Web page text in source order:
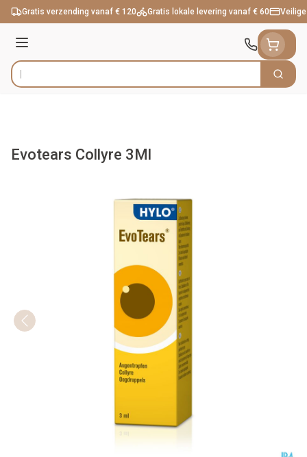
Ga naar de inhoud
Gratis verzending vanaf € 120 Gratis lokale levering vanaf € 60
Menu
Product, merk, categorie... Zoek
Evotears Collyre 3Ml